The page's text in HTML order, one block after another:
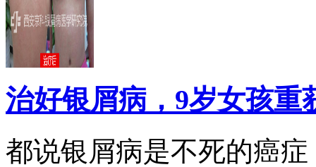
治好银屑病，9岁女孩重
都说银屑病是不死的癌